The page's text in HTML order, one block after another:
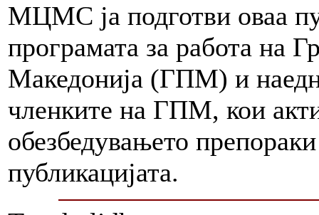
МЦМС ја подготви оваа
програмата за работа на
Македонија (ГПМ) и
членките на ГПМ, кои
обезбедувањето
публикацијата.